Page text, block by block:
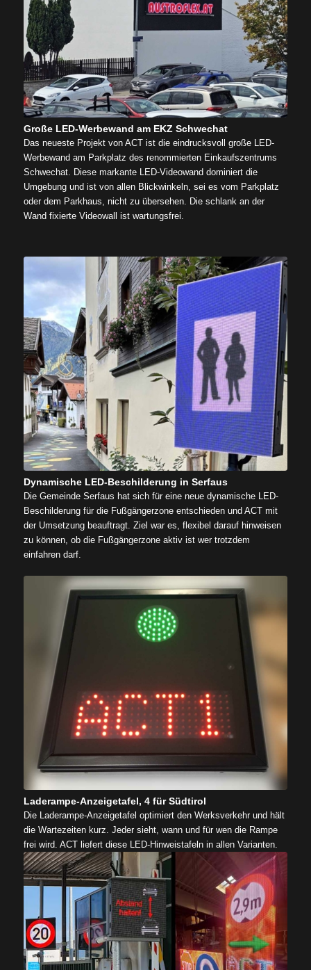
Große LED-Werbewand am EKZ Schwechat
Das neueste Projekt von ACT ist die eindrucksvoll große LED-
Werbewand am Parkplatz des renommierten Einkaufszentrums
Schwechat. Diese markante LED-Videowand dominiert die
Umgebung und ist von allen Blickwinkeln, sei es vom Parkplatz
oder dem Parkhaus, nicht zu übersehen. Die schlank an der
Wand fixierte Videowall ist wartungsfrei.
Dynamische LED-Beschilderung in Serfaus
Die Gemeinde Serfaus hat sich für eine neue dynamische LED-
Beschilderung für die Fußgängerzone entschieden und ACT mit
der Umsetzung beauftragt. Ziel war es, flexibel darauf hinweisen
zu können, ob die Fußgängerzone aktiv ist wer trotzdem
einfahren darf.
Laderampe-Anzeigetafel, 4 für Südtirol
Die Laderampe-Anzeigetafel optimiert den Werksverkehr und hält
die Wartezeiten kurz. Jeder sieht, wann und für wen die Rampe
frei wird. ACT liefert diese LED-Hinweistafeln in allen Varianten.